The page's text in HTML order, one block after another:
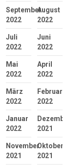
September
2022
August
2022
Juli
2022
Juni
2022
Mai
2022
April
2022
März
2022
Februar
2022
Januar
2022
2021
November
2021
Oktober
2021